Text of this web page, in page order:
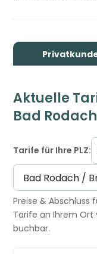
Aktuelle
Bad Rodach
Tarife für Ihre PLZ:
Preise & Abschluss
Tarife an Ihrem
buchbar.